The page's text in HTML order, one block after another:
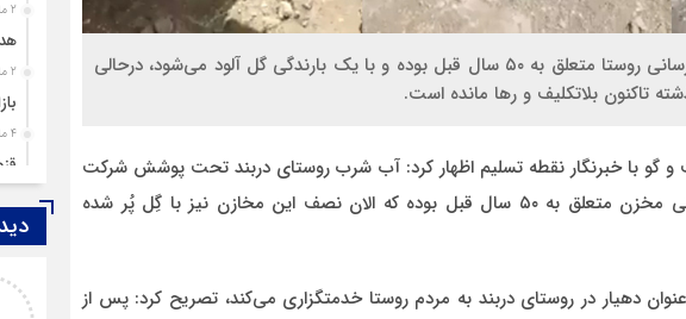
دهیار روستای دربند گفت: شبکه آبرسانی روستا متعلق به ۵۰ سال قبل بوده و با یک بارندگی گل آلود می‌شود، درحالی
و گو با خبرنگار نقطه تسلیم اظهار کرد: آب شرب روستای دربند تحت پوشش شرکت
آب و فاضلاب نیست و شبکه آبرسانی مخزن متعلق به ۵۰ سال قبل بوده که الان نصف این مخازن نیز با گِل پُر شده
است که به عنوان دهیار در روستای دربند به مردم روستا خدمتگزاری می‌کند، تصریح کرد: پس از
2 ماه قبل
2 ماه قبل
4 ماه قبل
قزوین ۱۴۰۴،
اصغر